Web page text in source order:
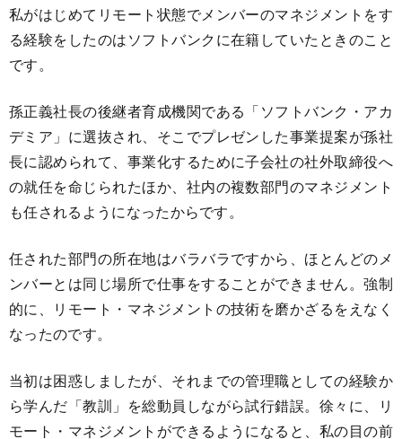
私がはじめてリモート状態でメンバーのマネジメントをす
る経験をしたのはソフトバンクに在籍していたときのこと
です。
孫正義社長の後継者育成機関である「ソフトバンク・アカ
デミア」に選抜され、そこでプレゼンした事業提案が孫社
長に認められて、事業化するために子会社の社外取締役へ
の就任を命じられたほか、社内の複数部門のマネジメント
も任されるようになったからです。
任された部門の所在地はバラバラですから、ほとんどのメ
ンバーとは同じ場所で仕事をすることができません。強制
的に、リモート・マネジメントの技術を磨かざるをえなく
なったのです。
当初は困惑しましたが、それまでの管理職としての経験か
ら学んだ「教訓」を総動員しながら試行錯誤。徐々に、リ
モート・マネジメントができるようになると、私の目の前